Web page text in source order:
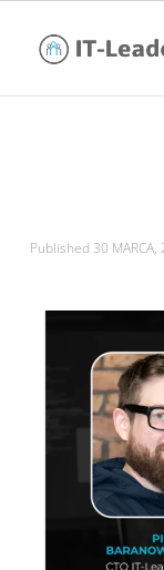
Published 30 MARCA,